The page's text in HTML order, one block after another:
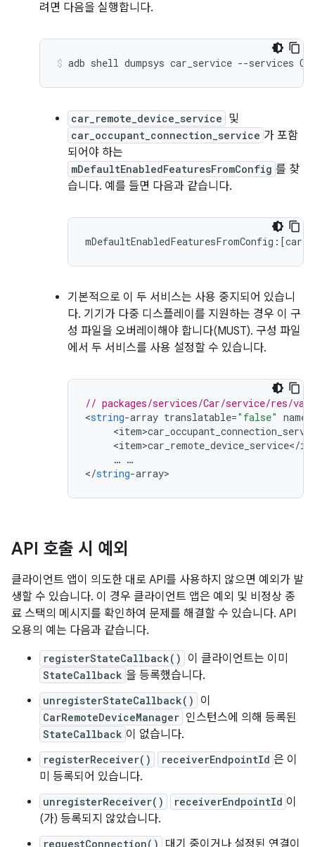
려면 다음을 실행합니다.
adb shell dumpsys car_service --services
car_remote_device_service 및
car_occupant_connection_service 가 포함
되어야 하는
mDefaultEnabledFeaturesFromConfig 를 찾
습니다. 예를 들면 다음과 같습니다.
기본적으로 이 두 서비스는 사용 중지되어 있습니
다. 기기가 다중 디스플레이를 지원하는 경우 이 구
성 파일을 오버레이해야 합니다(MUST). 구성 파일
에서 두 서비스를 사용 설정할 수 있습니다.
// packages/services/Car/service/res/
<string-array translatable="false" name
<
<item>car_remote_device_service</
… …
</string-array
API 호출 시 예외
클라이언트 앱이 의도한 대로 API를 사용하지 않으면 예외가 발
생할 수 있습니다. 이 경우 클라이언트 앱은 예외 및 비정상 종
료 스택의 메시지를 확인하여 문제를 해결할 수 있습니다. API
오용의 예는 다음과 같습니다.
registerStateCallback() 이 클라이언트는 이미
StateCallback 을 등록했습니다.
unregisterStateCallback() 이
CarRemoteDeviceManager 인스턴스에 의해 등록된
StateCallback 이 없습니다.
registerReceiver() receiverEndpointId 은 이
미 등록되어 있습니다.
unregisterReceiver() receiverEndpointId 이
(가) 등록되지 않았습니다.
requestConnection()